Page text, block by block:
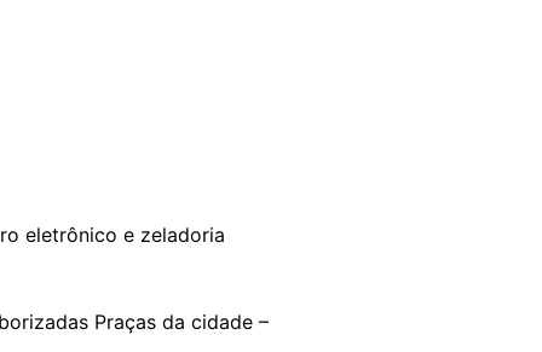
eletrônico e zeladoria
Praças da cidade –